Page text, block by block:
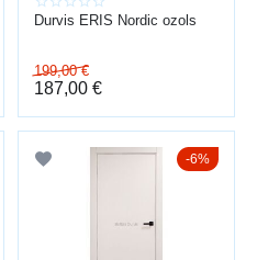
Durvis ERIS Nordic ozols
199,00 €
187,00 €
6%